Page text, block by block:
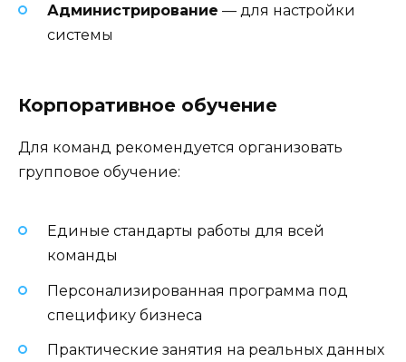
Администрирование — для настройки
системы
Корпоративное обучение
Для команд рекомендуется организовать
групповое обучение:
Единые стандарты работы для всей
команды
Персонализированная программа под
специфику бизнеса
Практические занятия на реальных данных